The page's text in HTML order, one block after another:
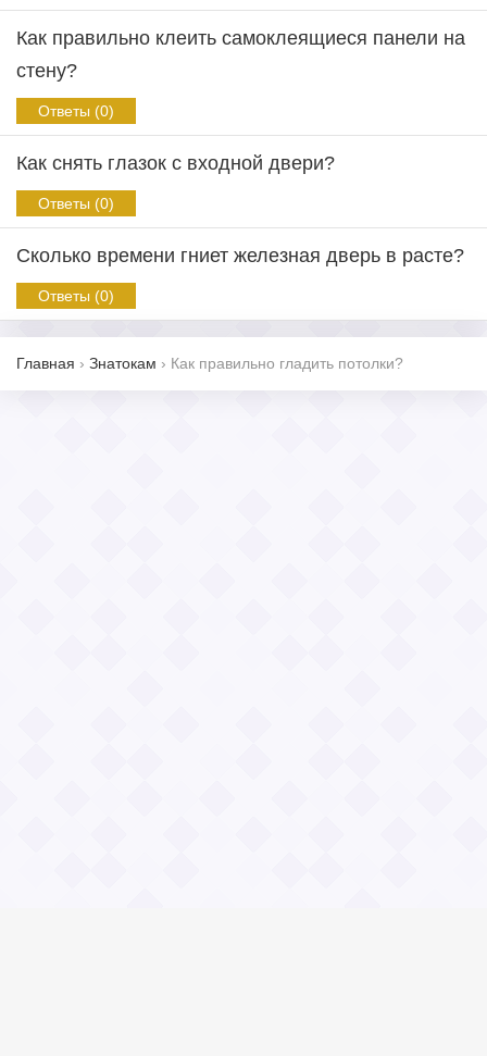
Как правильно клеить самоклеящиеся панели на
стену?
Ответы (0)
Как снять глазок с входной двери?
Ответы (0)
Сколько времени гниет железная дверь в расте?
Ответы (0)
Главная › Знатокам › Как правильно гладить потолки?